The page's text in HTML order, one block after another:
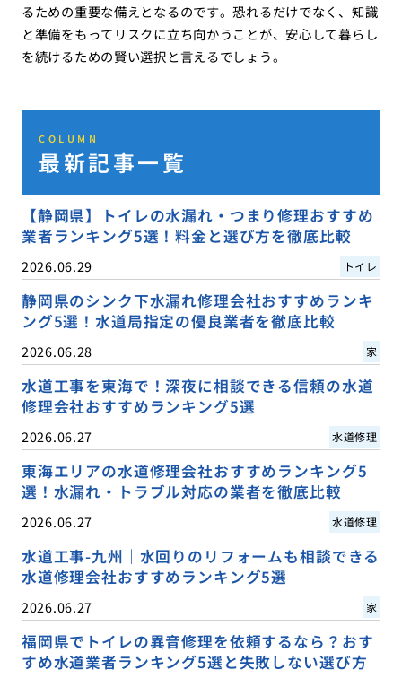
るための重要な備えとなるのです。恐れるだけでなく、知識
と準備をもってリスクに立ち向かうことが、安心して暮らし
を続けるための賢い選択と言えるでしょう。
COLUMN
最新記事一覧
【静岡県】トイレの水漏れ・つまり修理おすすめ
業者ランキング5選！料金と選び方を徹底比較
2026.06.29 トイレ
静岡県のシンク下水漏れ修理会社おすすめランキ
ング5選！水道局指定の優良業者を徹底比較
2026.06.28 家
水道工事を東海で！深夜に相談できる信頼の水道
修理会社おすすめランキング5選
2026.06.27 水道修理
東海エリアの水道修理会社おすすめランキング5
選！水漏れ・トラブル対応の業者を徹底比較
2026.06.27 水道修理
水道工事-九州｜水回りのリフォームも相談できる
水道修理会社おすすめランキング5選
2026.06.27 家
福岡県でトイレの異音修理を依頼するなら？おす
すめ水道業者ランキング5選と失敗しない選び方